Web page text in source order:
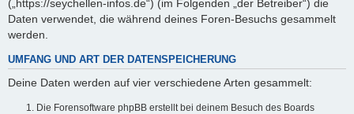
(„https://seychellen-infos.de“) (im Folgenden „der Betreiber“) die
Daten verwendet, die während deines Foren-Besuchs gesammelt
werden.
UMFANG UND ART DER DATENSPEICHERUNG
Deine Daten werden auf vier verschiedene Arten gesammelt:
Die Forensoftware phpBB erstellt bei deinem Besuch des Boards